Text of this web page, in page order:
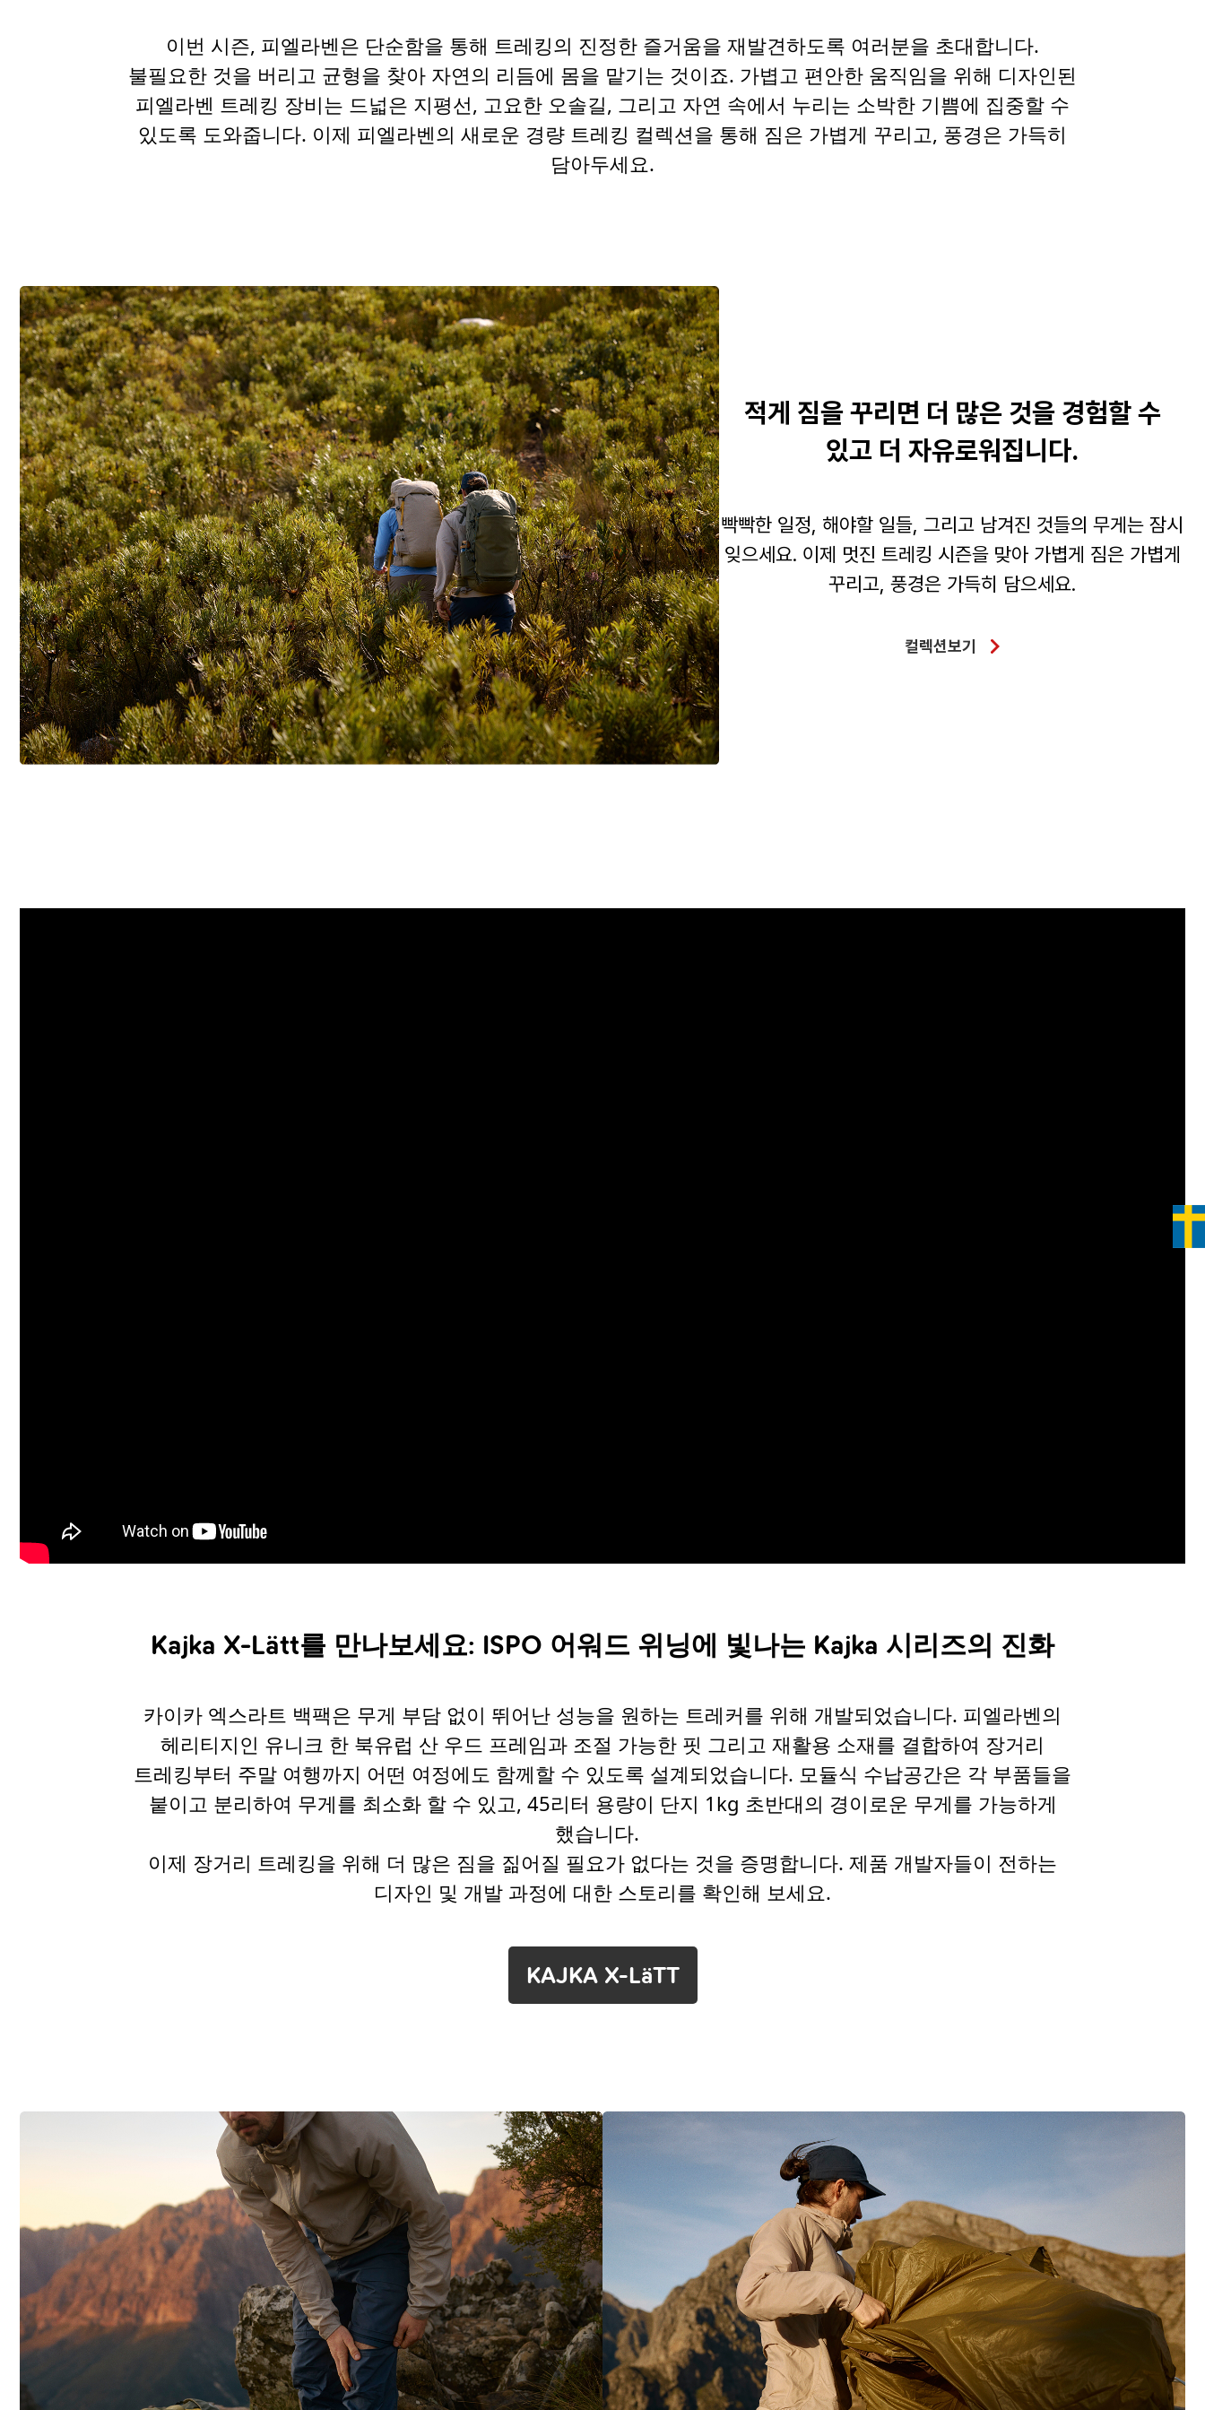
이번 시즌, 피엘라벤은 단순함을 통해 트레킹의 진정한 즐거움을 재발견하도록 여러분을 초대합니다.
불필요한 것을 버리고 균형을 찾아 자연의 리듬에 몸을 맡기는 것이죠. 가볍고 편안한 움직임을 위해 디자인된
피엘라벤 트레킹 장비는 드넓은 지평선, 고요한 오솔길, 그리고 자연 속에서 누리는 소박한 기쁨에 집중할 수
있도록 도와줍니다. 이제 피엘라벤의 새로운 경량 트레킹 컬렉션을 통해 짐은 가볍게 꾸리고, 풍경은 가득히
담아두세요.
적게 짐을 꾸리면 더 많은 것을 경험할 수
있고 더 자유로워집니다.
빡빡한 일정, 해야할 일들, 그리고 남겨진 것들의 무게는 잠시
잊으세요. 이제 멋진 트레킹 시즌을 맞아 가볍게 짐은 가볍게
꾸리고, 풍경은 가득히 담으세요.
컬렉션보기
Kajka X-Lätt를 만나보세요: ISPO 어워드 위닝에 빛나는 Kajka 시리즈의 진화
카이카 엑스라트 백팩은 무게 부담 없이 뛰어난 성능을 원하는 트레커를 위해 개발되었습니다. 피엘라벤의
헤리티지인 유니크 한 북유럽 산 우드 프레임과 조절 가능한 핏 그리고 재활용 소재를 결합하여 장거리
트레킹부터 주말 여행까지 어떤 여정에도 함께할 수 있도록 설계되었습니다. 모듈식 수납공간은 각 부품들을
붙이고 분리하여 무게를 최소화 할 수 있고, 45리터 용량이 단지 1kg 초반대의 경이로운 무게를 가능하게
했습니다.
이제 장거리 트레킹을 위해 더 많은 짐을 짊어질 필요가 없다는 것을 증명합니다. 제품 개발자들이 전하는
디자인 및 개발 과정에 대한 스토리를 확인해 보세요.
KAJKA X-LäTT